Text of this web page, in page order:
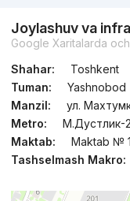
Joylashuv va
Google Xaritalarda
Shahar:
Toshkent
Tuman:
Yashnobod
Manzil:
ул.
Metro:
М.Дустлик-
Maktab:
Maktab №
Tashselmash Makro: